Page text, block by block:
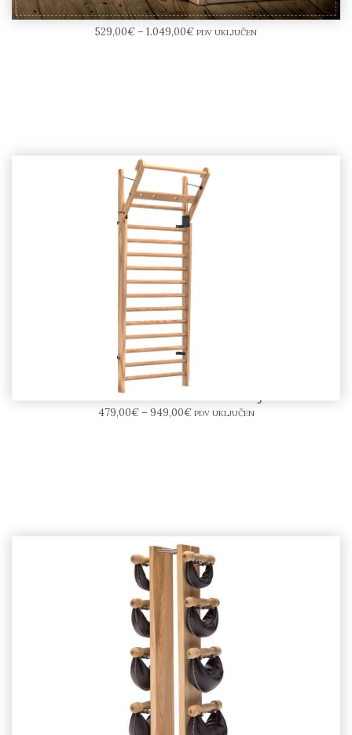
NOHrD TriaTrainer
529,00€– 1.049,00€ PDV UKLJUČEN
NOHrD WallBars – švedske ljestve
479,00€– 949,00€ PDV UKLJUČEN